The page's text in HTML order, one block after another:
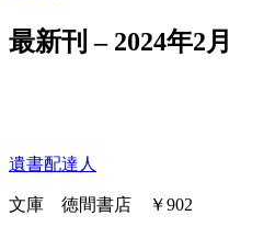
最新刊 – 2024年2月
遺書配達人
文庫 徳間書店 ￥902